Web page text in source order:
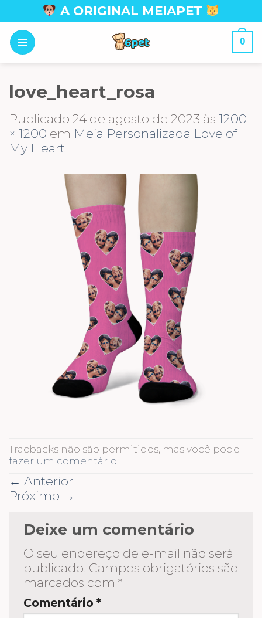
to
content
A ORIGINAL MEIAPET
0
love_heart_rosa
Publicado 24 de agosto de 2023 às 1200
× 1200 em Meia Personalizada Love of
My Heart
Tracbacks não são permitidos, mas você pode
fazer um comentário.
← Anterior
Próximo →
Deixe um comentário
O seu endereço de e-mail não será
publicado. Campos obrigatórios são
marcados com *
Comentário *